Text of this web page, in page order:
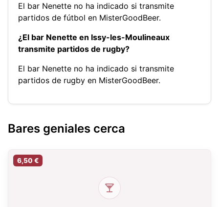
El bar Nenette no ha indicado si transmite
partidos de fútbol en MisterGoodBeer.
¿El bar Nenette en Issy-les-Moulineaux
transmite partidos de rugby?
El bar Nenette no ha indicado si transmite
partidos de rugby en MisterGoodBeer.
Bares geniales cerca
6,50 €